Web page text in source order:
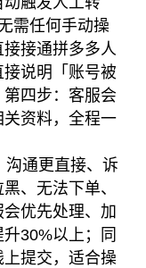
需任何手动操
接通拼多多人
说明「账号被
四步：客服会
资料，全程一
沟通更直接、诉
、无法下单、
优先处理、加
30%以上；同
提交，适合操